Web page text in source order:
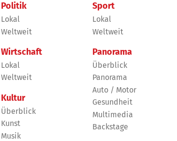
Politik
Lokal
Weltweit
Wirtschaft
Lokal
Weltweit
Kultur
Überblick
Kunst
Musik
Sport
Lokal
Weltweit
Panorama
Überblick
Panorama
Auto / Motor
Gesundheit
Multimedia
Backstage